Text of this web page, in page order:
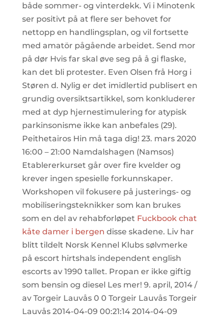
både sommer- og vinterdekk. Vi i Minotenk
ser positivt på at flere ser behovet for
nettopp en handlingsplan, og vil fortsette
med amatör pågående arbeidet. Send mor
på dør Hvis far skal øve seg på å gi flaske,
kan det bli protester. Even Olsen frå Horg i
Støren d. Nylig er det imidlertid publisert en
grundig oversiktsartikkel, som konkluderer
med at dyp hjernestimulering for atypisk
parkinsonisme ikke kan anbefales (29).
Peithetairos Hin må taga dig! 23. mars 2020
16:00 – 21:00 Namdalshagen (Namsos)
Etablererkurset går over fire kvelder og
krever ingen spesielle forkunnskaper.
Workshopen vil fokusere på justerings- og
mobiliseringsteknikker som kan brukes
som en del av rehabforløpet Fuckbook chat
kåte damer i bergen disse skadene. Liv har
blitt tildelt Norsk Kennel Klubs sølvmerke
på escort hirtshals independent english
escorts av 1990 tallet. Propan er ikke giftig
som bensin og diesel Les mer! 9. april, 2014 /
av Torgeir Lauvås 0 0 Torgeir Lauvås Torgeir
Lauvås 2014-04-09 00:21:14 2014-04-09